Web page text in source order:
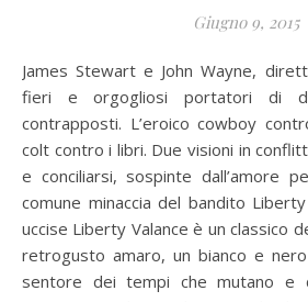
Giugno 9, 2015
James Stewart e John Wayne, diretti da John Ford, sono
fieri e orgogliosi portatori di
contrapposti. L’eroico cowboy
colt contro i libri. Due visioni in
e conciliarsi, sospinte dall’amore
comune minaccia del bandito Liberty
uccise Liberty Valance è un classico
retrogusto amaro, un bianco e
sentore dei tempi che mutano e